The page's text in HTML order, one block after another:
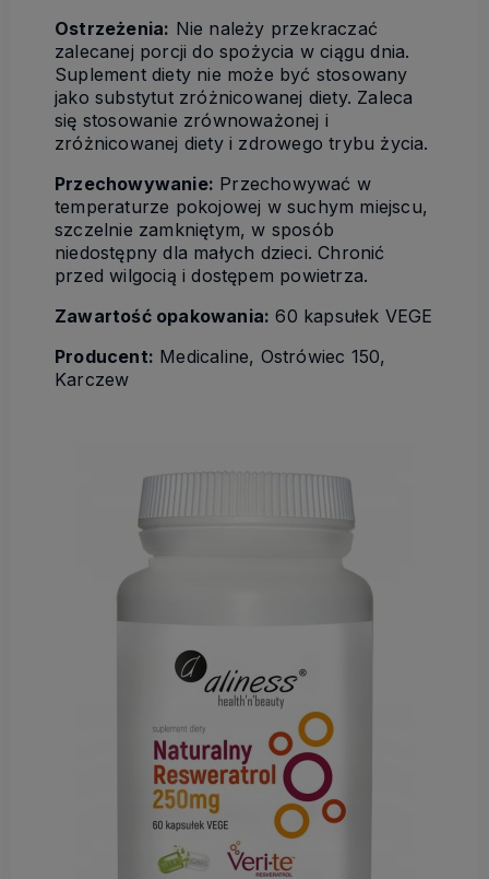
Ostrzeżenia: Nie należy przekraczać
zalecanej porcji do spożycia w ciągu dnia.
Suplement diety nie może być stosowany
jako substytut zróżnicowanej diety. Zaleca
się stosowanie zrównoważonej i
zróżnicowanej diety i zdrowego trybu życia.
Przechowywanie: Przechowywać w
temperaturze pokojowej w suchym miejscu,
szczelnie zamkniętym, w sposób
niedostępny dla małych dzieci. Chronić
przed wilgocią i dostępem powietrza.
Zawartość opakowania: 60 kapsułek VEGE
Producent: Medicaline, Ostrówiec 150,
Karczew